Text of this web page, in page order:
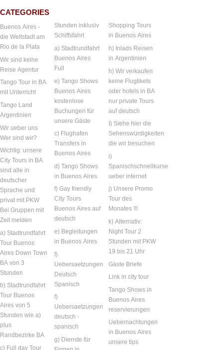
CATEGORIES
Buenos Aires -
die Weltstadt am
Rio de la Plata
Wir sind keine
Reise Agentur
Tango Tour in BA
mit Unterricht
Tango Land
Argentinien
Wir ueber uns
Wer sind wir?
Wichtig: unsere
City Tours in BA
sind alle in
deutscher
Sprache und
privat mit PKW
Bei Gruppen mit
Zeit melden
a) Stadtrundfahrt
Tour Buenos
Aires Down Town
BA von 3
Stunden
b) Stadtrundfahrt
Tour Buenos
Aires von 5
Stunden wie a)
plus
Randbezirke BA
c) Full day Tour
Stunden inklusiv
Schiffsfahrt
a) Stadtrundfahrt
Buenos Aires
Full
e) Tango Shows
Buenos Aires
kostenlose
Buchungen für
unsere Gäste
c) Flughafen
Transfers in
Buenos Aires
d) Tango Shows
in Buenos Aires
f) Gay friendly
City Tours
Buenos Aires auf
deutsch
e) Begleitungen
in Buenos Aires
f)
Uebersaetzungen
Deutsch
Spanisch
f)
Uebersaetzungen
deutsch -
spanisch
g) Dienste für
Shopping Tours
in Buenos Aires
h) Inlads Reisen
in Argentinien
h) Wir verkaufen
keine Flugtikets
oder hotels in BA
nur private Tours
auf deutsch
I) Siehe hier die
Sehenswürdigkeiten
die wir besuchen
i)
Spanischschnellkurse
ueber internet
j) Unsere Promo
Tour des
Monates !!!
k) Alternativ:
Night Tour 2
Stunden mit PKW
19 bis 21 Uhr
Gäste Briefe
Link in city tour
Tango Shows in
Buenos Aires
reservierungen
Uebernachtungen
in Buenos Aires
unsere tips